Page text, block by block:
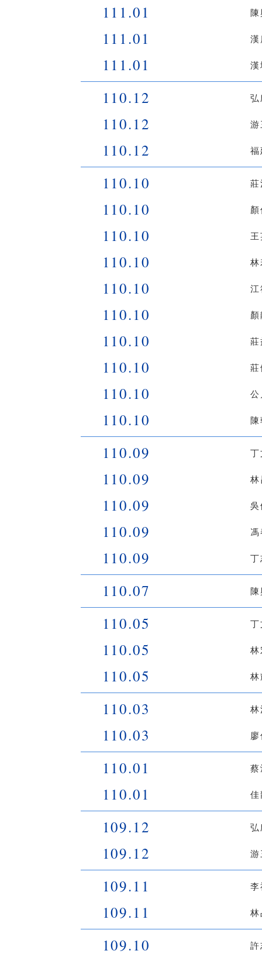
111.01
111.01
111.01
110.12
110.12
110.12
110.10
110.10
110.10
110.10
110.10
110.10
110.10
110.10
110.10
110.10
110.09
110.09
110.09
110.09
110.09
110.07
110.05
110.05
110.05
110.03
110.03
110.01
110.01
109.12
109.12
109.11
109.11
109.10